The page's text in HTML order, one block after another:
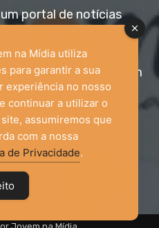
portal de notícias
para o público
as idades. Nossa
relevante com um
contato:
na Mídia utiliza
para garantir a sua
experiência no nosso
continuar a utilizar o
assumiremos que
com a nossa
de Privacidade.